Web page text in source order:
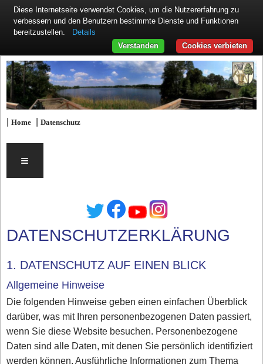
|Home |Datenschutz
≡
DATENSCHUTZERKLÄRUNG
1. DATENSCHUTZ AUF EINEN BLICK
Allgemeine Hinweise
Die folgenden Hinweise geben einen einfachen Überblick
darüber, was mit Ihren personenbezogenen Daten passiert,
wenn Sie diese Website besuchen. Personenbezogene
Daten sind alle Daten, mit denen Sie persönlich identifiziert
werden können. Ausführliche Informationen zum Thema
Diese Internetseite verwendet Cookies, um die Nutzererfahrung zu
verbessern und den Benutzern bestimmte Dienste und Funktionen
bereitzustellen.
Details
Cookies verbieten
Verstanden